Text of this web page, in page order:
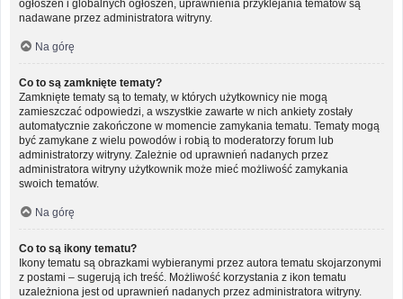
ogłoszeń i globalnych ogłoszeń, uprawnienia przyklejania tematów są
nadawane przez administratora witryny.
Na górę
Co to są zamknięte tematy?
Zamknięte tematy są to tematy, w których użytkownicy nie mogą
zamieszczać odpowiedzi, a wszystkie zawarte w nich ankiety zostały
automatycznie zakończone w momencie zamykania tematu. Tematy mogą
być zamykane z wielu powodów i robią to moderatorzy forum lub
administratorzy witryny. Zależnie od uprawnień nadanych przez
administratora witryny użytkownik może mieć możliwość zamykania
swoich tematów.
Na górę
Co to są ikony tematu?
Ikony tematu są obrazkami wybieranymi przez autora tematu skojarzonymi
z postami – sugerują ich treść. Możliwość korzystania z ikon tematu
uzależniona jest od uprawnień nadanych przez administratora witryny.